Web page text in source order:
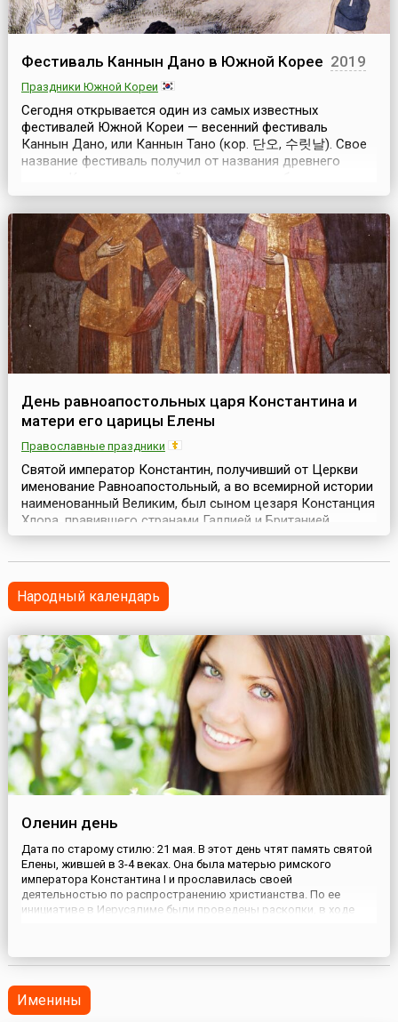
Фестиваль Каннын Дано в Южной Корее 2019
Праздники Южной Кореи
Сегодня открывается один из самых известных
фестивалей Южной Кореи — весенний фестиваль
Каннын Дано, или Каннын Тано (кор. 단오, 수릿날). Свое
название фестиваль получил от названия древнего
Японского моря и благодаря этому стал одним из
туристических центров страны. Кроме туристических
достопримечательностей город известен своими
фестивалями. В первую о...
День равноапостольных царя Константина и
матери его царицы Елены
Православные праздники
Святой император Константин, получивший от Церкви
именование Равноапостольный, а во всемирной истории
наименованный Великим, был сыном цезаря Констанция
Хлора, правившего странами Галлией и Британией.
Огромная Римская империя была в то время разделена
соправителей, одним из которых в Западной половине ...
Народный календарь
Оленин день
Дата по старому стилю: 21 мая. В этот день чтят память святой
Елены, жившей в 3-4 веках. Она была матерью римского
императора Константина I и прославилась своей
деятельностью по распространению христианства. По ее
инициативе в Иерусалиме были проведены раскопки, в ходе
совершали ...
Именины